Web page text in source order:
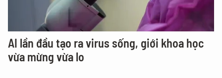
AI lần đầu tạo ra virus sống, giới khoa học
vừa mừng vừa lo